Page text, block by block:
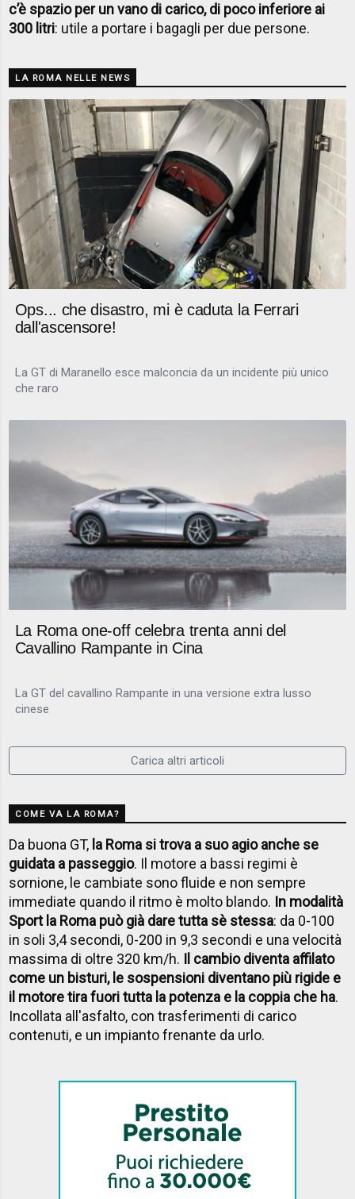
c’è spazio per un vano di carico, di poco inferiore ai
300 litri: utile a portare i bagagli per due persone.
LA ROMA NELLE NEWS
Ops... che disastro, mi è caduta la Ferrari
dall'ascensore!
La GT di Maranello esce malconcia da un incidente più unico
che raro
La Roma one-off celebra trenta anni del
Cavallino Rampante in Cina
La GT del cavallino Rampante in una versione extra lusso
cinese
Carica altri articoli
COME VA LA ROMA?
Da buona GT, la Roma si trova a suo agio anche se
guidata a passeggio. Il motore a bassi regimi è
sornione, le cambiate sono fluide e non sempre
immediate quando il ritmo è molto blando. In modalità
Sport la Roma può già dare tutta sè stessa: da 0-100
in soli 3,4 secondi, 0-200 in 9,3 secondi e una velocità
massima di oltre 320 km/h. Il cambio diventa affilato
come un bisturi, le sospensioni diventano più rigide e
il motore tira fuori tutta la potenza e la coppia che ha.
Incollata all'asfalto, con trasferimenti di carico
contenuti, e un impianto frenante da urlo.